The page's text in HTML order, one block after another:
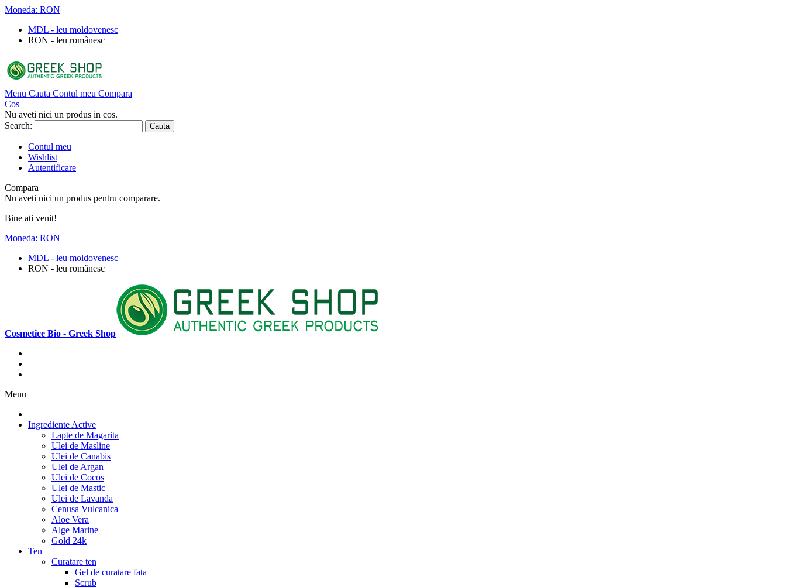
Moneda: RON
MDL - leu moldovenesc
RON - leu românesc
Menu Cauta Contul meu Compara
Cos
Nu aveti nici un produs in cos.
Search:
Cauta
Contul meu
Wishlist
Autentificare
Compara
Nu aveti nici un produs pentru comparare.
Bine ati venit!
Moneda: RON
MDL - leu moldovenesc
RON - leu românesc
Cosmetice Bio - Greek Shop
Menu
Ingrediente Active
Lapte de Magarita
Ulei de Masline
Ulei de Canabis
Ulei de Argan
Ulei de Cocos
Ulei de Mastic
Ulei de Lavanda
Cenusa Vulcanica
Aloe Vera
Alge Marine
Gold 24k
Ten
Curatare ten
Gel de curatare fata
Scrub